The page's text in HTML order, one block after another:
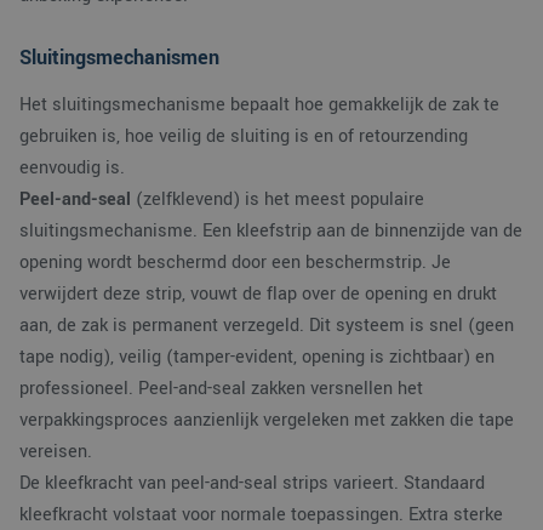
Sluitingsmechanismen
Het sluitingsmechanisme bepaalt hoe gemakkelijk de zak te
gebruiken is, hoe veilig de sluiting is en of retourzending
eenvoudig is.
Peel-and-seal (zelfklevend) is het meest populaire
sluitingsmechanisme. Een kleefstrip aan de binnenzijde van de
opening wordt beschermd door een beschermstrip. Je
verwijdert deze strip, vouwt de flap over de opening en drukt
aan, de zak is permanent verzegeld. Dit systeem is snel (geen
tape nodig), veilig (tamper-evident, opening is zichtbaar) en
professioneel. Peel-and-seal zakken versnellen het
verpakkingsproces aanzienlijk vergeleken met zakken die tape
vereisen.
De kleefkracht van peel-and-seal strips varieert. Standaard
kleefkracht volstaat voor normale toepassingen. Extra sterke
strikt noodzakelijke cookies.
Naam
Domein
Vervaldatum
PHPSESSID
PHP.net
Sessie
Google Privacy Policy